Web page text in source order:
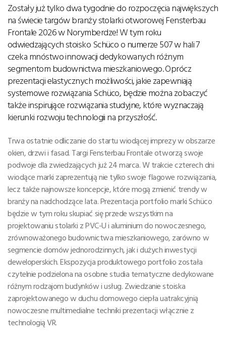
Zostały już tylko dwa tygodnie do rozpoczęcia największych
na świecie targów branży stolarki otworowej Fensterbau
Frontale 2026 w Norymberdze! W tym roku
odwiedzających stoisko Schüco o numerze 507 w hali 7
czeka mnóstwo innowacji dedykowanych różnym
segmentom budownictwa mieszkaniowego. Oprócz
prezentacji elastycznych możliwości, jakie zapewniają
systemowe rozwiązania Schüco, będzie można zobaczyć
także inspirujące rozwiązania studyjne, które wyznaczają
kierunki rozwoju technologii na przyszłość.
Trwa ostatnie odliczanie do startu wiodącej imprezy w obszarze
okien, drzwi i fasad. Targi Fensterbau Frontale otworzą swoje
podwoje dla zwiedzających już 24 marca. W trakcie czterech dni
wiodące marki zaprezentują nie tylko swoje flagowe rozwiązania,
lecz także najnowsze koncepcje, które mogą zmienić trendy w
branży na nadchodzące lata. Prezentacja portfolio marki Schüco
będzie w tym roku skupiać się przede wszystkim na
projektowaniu stolarki z PVC-U i aluminium do nowoczesnego,
zrównoważonego budownictwa mieszkaniowego, zarówno w
segmencie domów jednorodzinnych, jak i dużych inwestycji
deweloperskich. Ekspozycja produktowego portfolio została
czytelnie podzielona na osobne studia tematyczne dedykowane
różnym rodzajom budynków i usług. Zwiedzanie stoiska
zaprojektowanego w duchu domowego ciepła uatrakcyjnią
nowoczesne multimedialne techniki prezentacji włącznie z
technologią VR.